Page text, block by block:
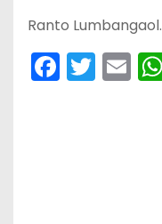
Ranto Lumbangaol.
F
a
T
w
E
m